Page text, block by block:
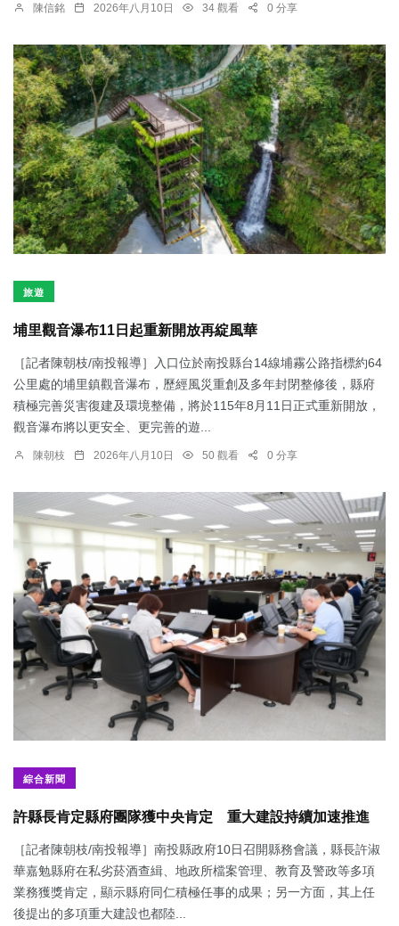
陳信銘 2026年八月10日 34 觀看 0 分享
旅遊
埔里觀音瀑布11日起重新開放再綻風華
［記者陳朝枝/南投報導］入口位於南投縣台14線埔霧公路指標約64
公里處的埔里鎮觀音瀑布，歷經風災重創及多年封閉整修後，縣府
積極完善災害復建及環境整備，將於115年8月11日正式重新開放，
觀音瀑布將以更安全、更完善的遊...
陳朝枝 2026年八月10日 50 觀看 0 分享
綜合新聞
許縣長肯定縣府團隊獲中央肯定 重大建設持續加速推進
［記者陳朝枝/南投報導］南投縣政府10日召開縣務會議，縣長許淑
華嘉勉縣府在私劣菸酒查緝、地政所檔案管理、教育及警政等多項
業務獲獎肯定，顯示縣府同仁積極任事的成果；另一方面，其上任
後提出的多項重大建設也都陸...